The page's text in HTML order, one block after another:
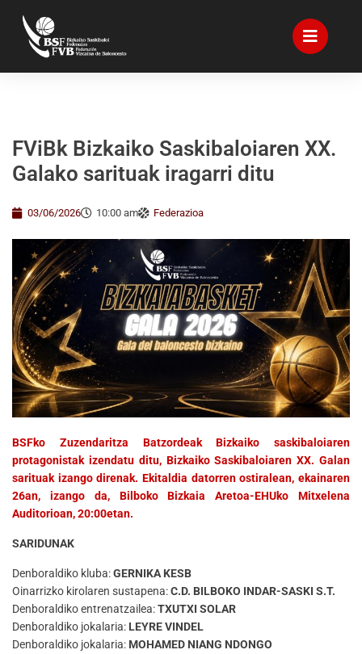
FViBk Bizkaiko Saskibaloiaren XX.
Galako sarituak iragarri ditu
03/06/2026 10:00 am Federazioa
BSFko Zuzendaritza Batzordeak Bizkaiko saskibaloiaren
protagonistak izendatu ditu, Bizkaiko Saskibaloiaren XX. Galan
sarituak izango direnak. Ekitaldia datorren ostiralean, ekainaren
26an, izango da, Bilboko Bizkaia Aretoa-EHUko Mitxelena
Auditorioan, 20:00etan.
SARIDUNAK
Denboraldiko kluba:GERNIKA KESB
Oinarrizko kirolaren sustapena:C.D. BILBOKO INDAR-SASKI S.T.
Denboraldiko entrenatzailea:TXUTXI SOLAR
Denboraldiko jokalaria: LEYRE VINDEL
Denboraldiko jokalaria: MOHAMED NIANG NDONGO